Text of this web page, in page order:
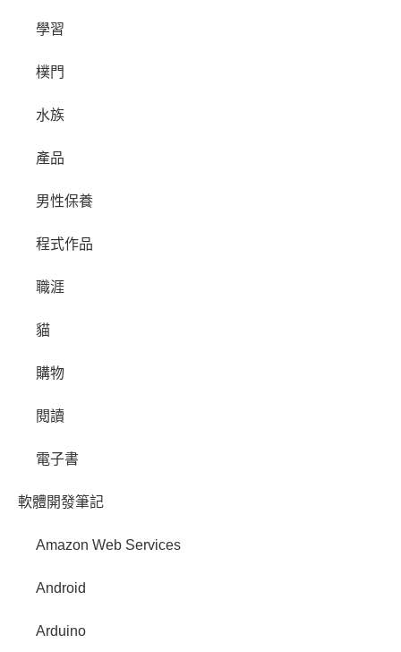
學習
樸門
水族
產品
男性保養
程式作品
職涯
貓
購物
閱讀
電子書
軟體開發筆記
Amazon Web Services
Android
Arduino